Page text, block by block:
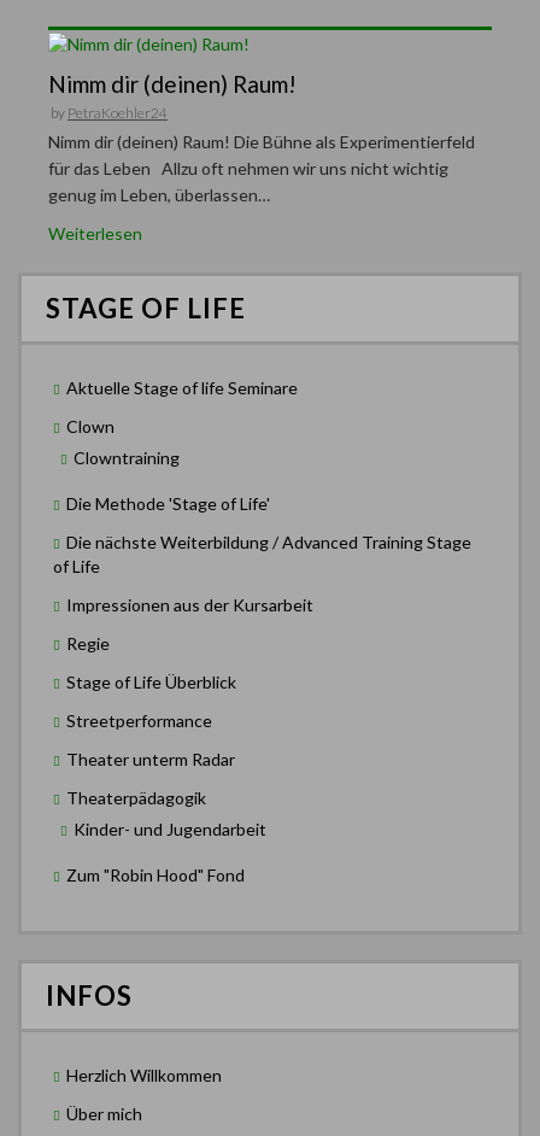
Nimm dir (deinen) Raum!
by PetraKoehler24
Nimm dir (deinen) Raum! Die Bühne als Experimentierfeld
für das Leben Allzu oft nehmen wir uns nicht wichtig
genug im Leben, überlassen…
Weiterlesen
STAGE OF LIFE
Aktuelle Stage of life Seminare
Clown
Clowntraining
Die Methode 'Stage of Life'
Die nächste Weiterbildung / Advanced Training Stage
of Life
Impressionen aus der Kursarbeit
Regie
Stage of Life Überblick
Streetperformance
Theater unterm Radar
Theaterpädagogik
Kinder- und Jugendarbeit
Zum "Robin Hood" Fond
INFOS
Herzlich Willkommen
Über mich